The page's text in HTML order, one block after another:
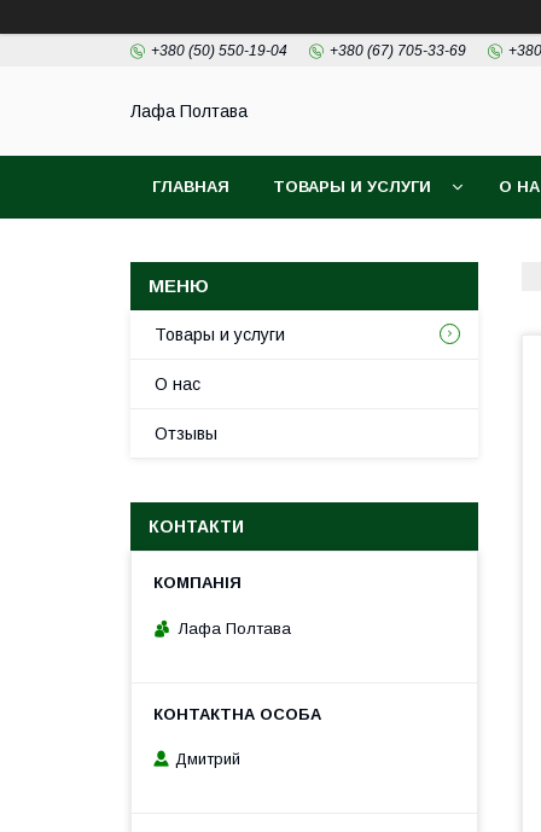
+380 (50) 550-19-04 +380 (67) 705-33-69
Лафа Полтава
ГЛАВНАЯ ТОВАРЫ И УСЛУГИ О
Товары и услуги
О нас
Отзывы
КОНТАКТИ
Лафа Полтава
Дмитрий